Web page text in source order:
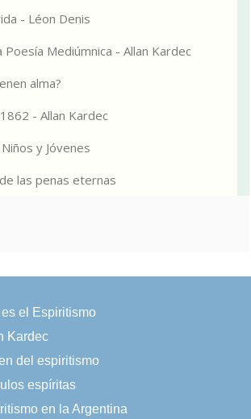
- Léon Denis
Poesía Mediúmnica - Allan Kardec
alma?
- Allan Kardec
y Jóvenes
las penas eternas
el Espiritismo
Kardec
del espiritismo
espíritas
en la Argentina